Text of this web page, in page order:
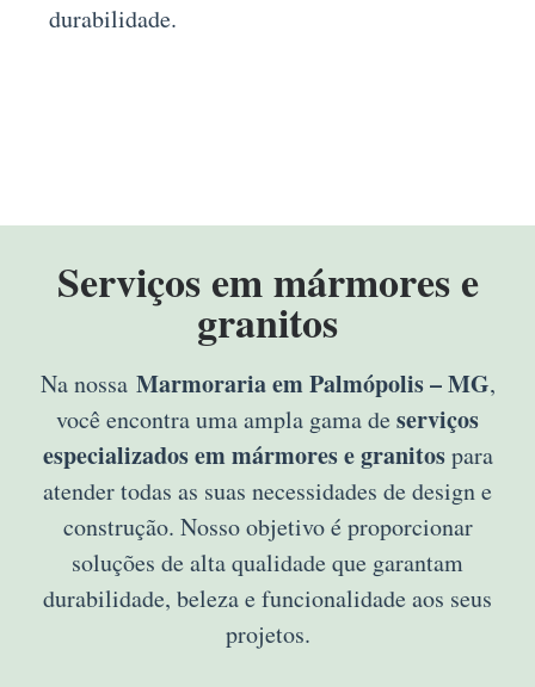
durabilidade.
Serviços em mármores e
granitos
Na nossa Marmoraria em Palmópolis – MG,
você encontra uma ampla gama de serviços
especializados em mármores e granitospara
atender todas as suas necessidades de design e
construção. Nosso objetivo é proporcionar
soluções de alta qualidade que garantam
durabilidade, beleza e funcionalidade aos seus
projetos.